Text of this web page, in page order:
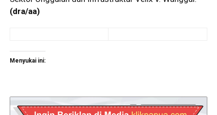
(dra/aa)
Menyukai ini: